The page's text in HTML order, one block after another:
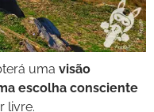
uma visão
escolha consciente
livre.